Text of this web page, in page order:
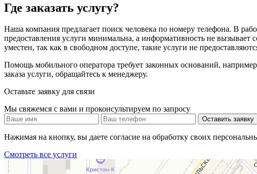
Где заказать услугу?
Наша компания предлагает поиск человека по номеру телефона. В
предоставления услуги минимальна, а информативность не вызывает
уместен, так как в свободном доступе, такие услуги не
Помощь мобильного оператора требует законных оснований,
заказа услуги, обращайтесь к менеджеру.
Оставьте заявку для связи
Мы свяжемся с вами и проконсультируем по запросу
Оставить заявку
Нажимая на кнопку, вы даете согласие на обработку своих
Смотреть все услуги